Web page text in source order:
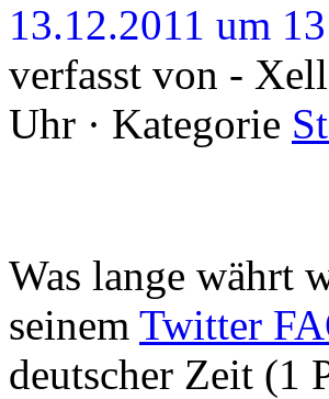
13.12.2011 um
verfasst von -
Uhr · Kategorie
Was lange währt
seinem Twitter
deutscher Zeit (1